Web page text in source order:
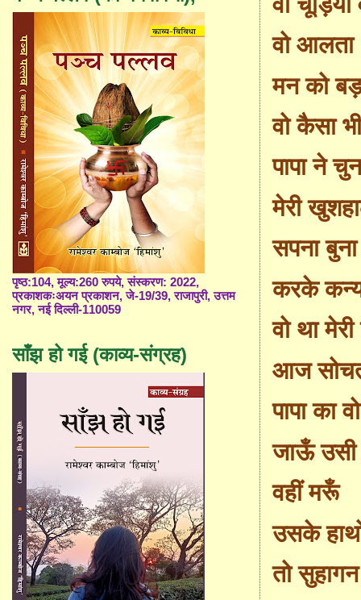
वो आलता
मन को
वो कैसा
पापा ने
मेरी
सपना
करके
वो था मेरी
आज
पापा का
जाऊँ
वहीं मरूँ
उसके
तो
पृष्ठ:104, मूल्य:260 रुपये, संस्करण: 2022,
प्रकाशकःअयन प्रकाशन, जे-19/39, राजापुरी, उत्तम
नगर, नई दिल्ली-110059
साँझ हो गई (काव्य-संग्रह)